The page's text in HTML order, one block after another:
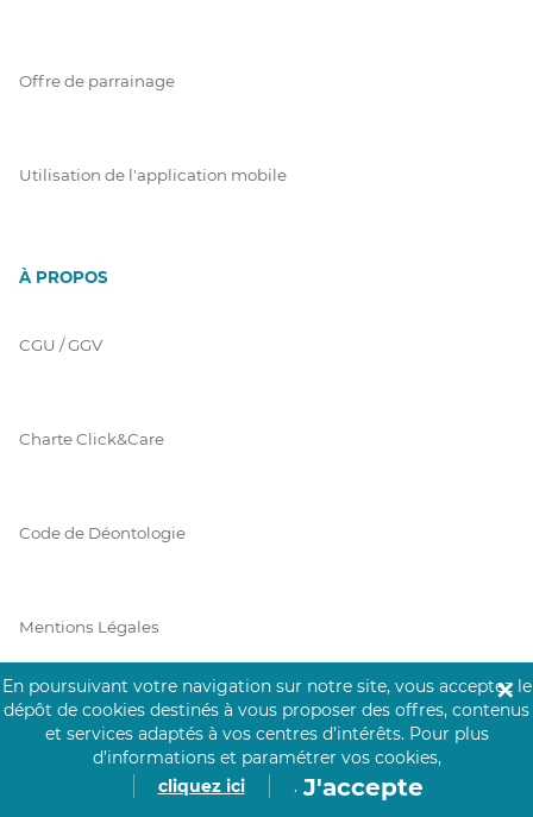
Offre de parrainage
Utilisation de l'application mobile
À PROPOS
CGU / GGV
Charte Click&Care
Code de Déontologie
Mentions Légales
Prérequis Click&Care
En poursuivant votre navigation sur notre site, vous acceptez le
dépôt de cookies destinés à vous proposer des offres, contenus
et services adaptés à vos centres d’intérêts. Pour plus
d’informations et paramétrer vos cookies,
cliquez ici
. J'accepte
✕